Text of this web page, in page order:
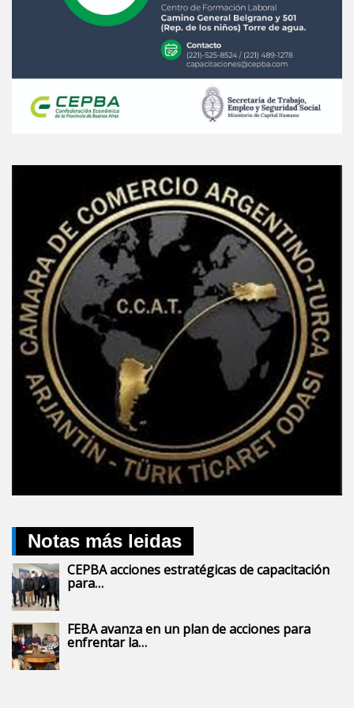
Notas más leidas
CEPBA acciones estratégicas de capacitación
para…
FEBA avanza en un plan de acciones para
enfrentar la…